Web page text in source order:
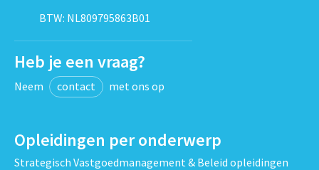
BTW: NL809795863B01
Heb je een vraag?
Neem contact met ons op
Opleidingen per onderwerp
Strategisch Vastgoedmanagement & Beleid opleidingen